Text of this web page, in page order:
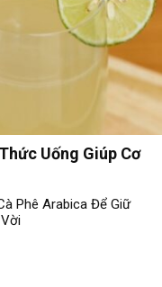
Uống Giúp Cơ
Phê Arabica Để Giữ